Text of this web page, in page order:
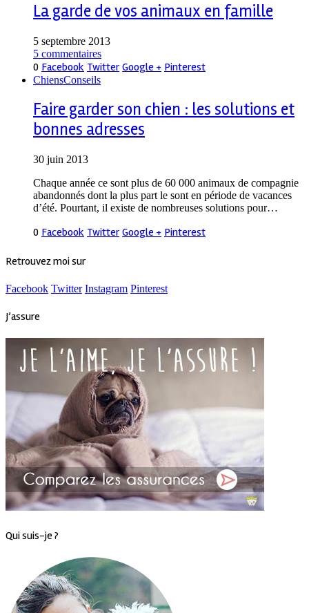
La garde de vos animaux en famille
5 septembre 2013
5 commentaires
0 Facebook Twitter Google + Pinterest
ChiensConseils
Faire garder son chien : les solutions et
bonnes adresses
30 juin 2013
Chaque année ce sont plus de 60 000 animaux de compagnie
abandonnés dont la plus part le sont en période de vacances
d’été. Pourtant, il existe de nombreuses solutions pour…
0 Facebook Twitter Google + Pinterest
Retrouvez moi sur
Facebook Twitter Instagram Pinterest
J’assure
Qui suis-je ?